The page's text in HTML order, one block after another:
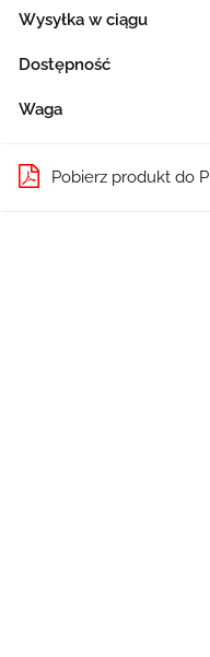
Wysyłka w ciągu
Dostępność
Waga
Pobierz produkt do